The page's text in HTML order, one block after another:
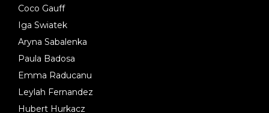
Coco Gauff
Iga Swiatek
Aryna Sabalenka
Paula Badosa
Emma Raducanu
Leylah Fernandez
Hubert Hurkacz